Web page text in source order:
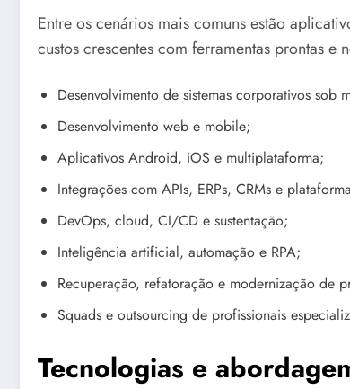
Entre os cenários mais comuns estão
custos crescentes com ferramentas prontas
Desenvolvimento de sistemas corporativos sob
Desenvolvimento web e mobile;
Aplicativos Android, iOS e multiplataforma;
Integrações com APIs, ERPs, CRMs e
DevOps, cloud, CI/CD e sustentação;
Inteligência artificial, automação e RPA;
Recuperação, refatoração e modernização de
Squads e outsourcing de profissionais
Tecnologias e